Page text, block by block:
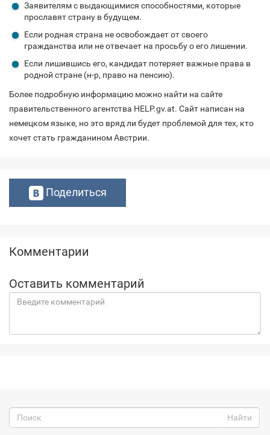
Заявителям с выдающимися способностями, которые
прославят страну в будущем.
Если родная страна не освобождает от своего
гражданства или не отвечает на просьбу о его лишении.
Если лишившись его, кандидат потеряет важные права в
родной стране (н-р, право на пенсию).
Более подробную информацию можно найти на сайте
правительственного агентства HELP.gv.at. Сайт написан на
немецком языке, но это вряд ли будет проблемой для тех, кто
хочет стать гражданином Австрии.
Поделиться
Комментарии
Оставить комментарий